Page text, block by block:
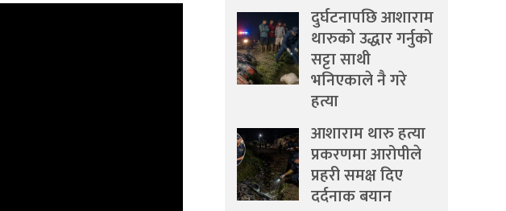
दुर्घटनापछि आशाराम
थारुको उद्धार गर्नुको
सट्टा साथी
भनिएकाले नै गरे
हत्या
आशाराम थारु हत्या
प्रकरणमा आरोपीले
प्रहरी समक्ष दिए
दर्दनाक बयान